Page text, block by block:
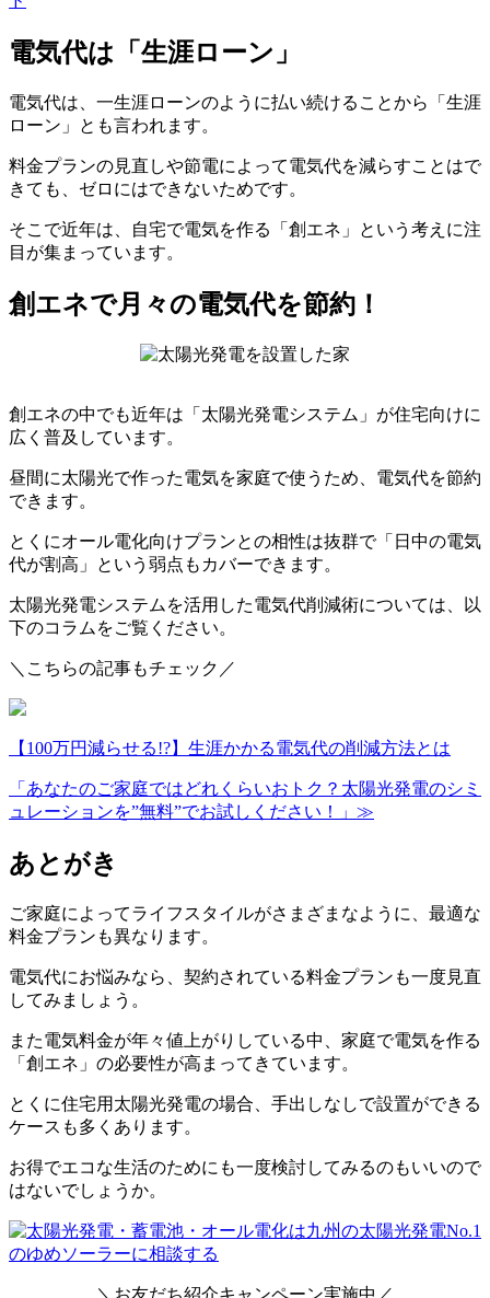
電気代は「生涯ローン」
電気代は、一生涯ローンのように払い続けることから「生涯
ローン」とも言われます。
料金プランの見直しや節電によって電気代を減らすことはで
きても、ゼロにはできないためです。
そこで近年は、自宅で電気を作る「創エネ」という考えに注
目が集まっています。
創エネで月々の電気代を節約！
創エネの中でも近年は「太陽光発電システム」が住宅向けに
広く普及しています。
昼間に太陽光で作った電気を家庭で使うため、電気代を節約
できます。
とくにオール電化向けプランとの相性は抜群で「日中の電気
代が割高」という弱点もカバーできます。
太陽光発電システムを活用した電気代削減術については、以
下のコラムをご覧ください。
＼こちらの記事もチェック／
【100万円減らせる!?】生涯かかる電気代の削減方法とは
「あなたのご家庭ではどれくらいおトク？太陽光発電のシミ
ュレーションを”無料”でお試しください！」≫
あとがき
ご家庭によってライフスタイルがさまざまなように、最適な
料金プランも異なります。
電気代にお悩みなら、契約されている料金プランも一度見直
してみましょう。
また電気料金が年々値上がりしている中、家庭で電気を作る
「創エネ」の必要性が高まってきています。
とくに住宅用太陽光発電の場合、手出しなしで設置ができる
ケースも多くあります。
お得でエコな生活のためにも一度検討してみるのもいいので
はないでしょうか。
＼お友だち紹介キャンペーン実施中／